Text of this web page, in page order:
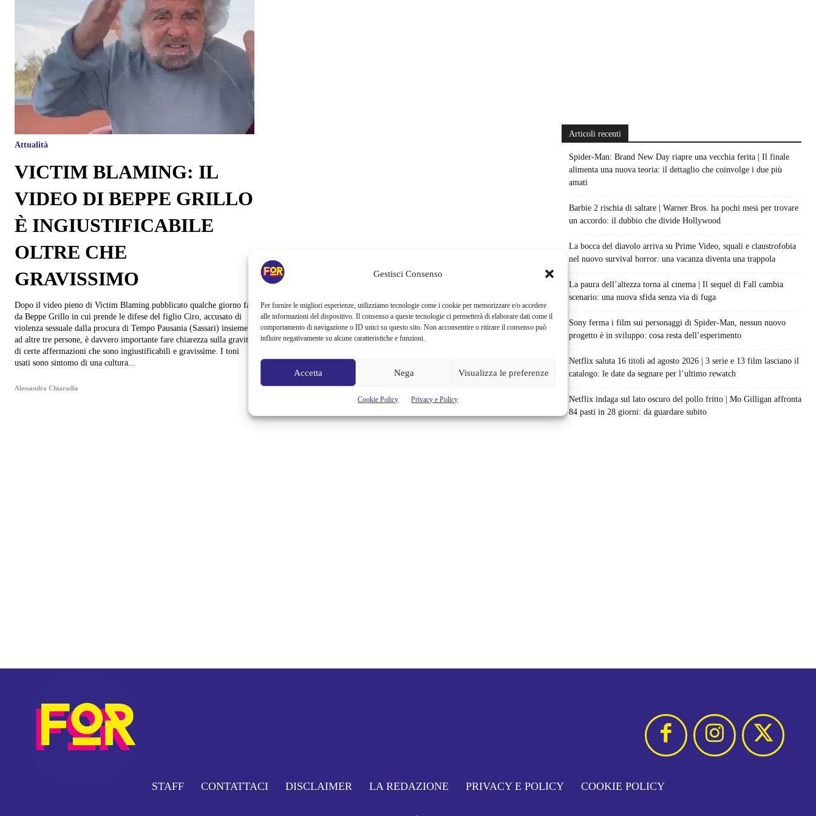
Gestisci Consenso
Per fornire le migliori esperienze, utilizziamo tecnologie come i cookie per memorizzare e/o accedere
alle informazioni del dispositivo. Il consenso a queste tecnologie ci permetterà di elaborare dati come il
comportamento di navigazione o ID unici su questo sito. Non acconsentire o ritirare il consenso può
influire negativamente su alcune caratteristiche e funzioni.
Accetta Nega Visualizza le preferenze
Cookie Policy Privacy e Policy
Attualità
VICTIM BLAMING: IL
VIDEO DI BEPPE GRILLO
È INGIUSTIFICABILE
OLTRE CHE
GRAVISSIMO
Dopo il video pieno di Victim Blaming pubblicato qualche giorno fa
da Beppe Grillo in cui prende le difese del figlio Ciro, accusato di
violenza sessuale dalla procura di Tempo Pausania (Sassari) insieme
ad altre tre persone, è davvero importante fare chiarezza sulla gravità
di certe affermazioni che sono ingiustificabili e gravissime. I toni
usati sono sintomo di una cultura...
Alessandra Chiaradia
Articoli recenti
Spider-Man: Brand New Day riapre una vecchia ferita | Il finale
alimenta una nuova teoria: il dettaglio che coinvolge i due più
amati
Barbie 2 rischia di saltare | Warner Bros. ha pochi mesi per trovare
un accordo: il dubbio che divide Hollywood
La bocca del diavolo arriva su Prime Video, squali e claustrofobia
nel nuovo survival horror: una vacanza diventa una trappola
La paura dell’altezza torna al cinema | Il sequel di Fall cambia
scenario: una nuova sfida senza via di fuga
Sony ferma i film sui personaggi di Spider-Man, nessun nuovo
progetto è in sviluppo: cosa resta dell’esperimento
Netflix saluta 16 titoli ad agosto 2026 | 3 serie e 13 film lasciano il
catalogo: le date da segnare per l’ultimo rewatch
Netflix indaga sul lato oscuro del pollo fritto | Mo Gilligan affronta
84 pasti in 28 giorni: da guardare subito
STAFF CONTATTACI DISCLAIMER LA REDAZIONE PRIVACY E POLICY COOKIE POLICY